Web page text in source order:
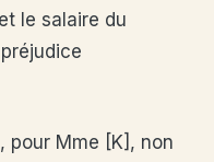
le salaire du
pour Mme [K], non